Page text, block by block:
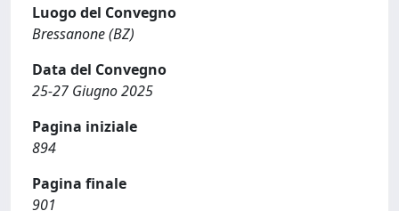
Luogo del Convegno
Bressanone (BZ)
Data del Convegno
25-27 Giugno 2025
Pagina iniziale
894
Pagina finale
901